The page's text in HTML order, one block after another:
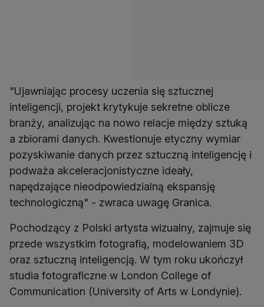
"Ujawniając procesy uczenia się sztucznej
inteligencji, projekt krytykuje sekretne oblicze
branży, analizując na nowo relacje między sztuką
a zbiorami danych. Kwestionuje etyczny wymiar
pozyskiwanie danych przez sztuczną inteligencję i
podważa akceleracjonistyczne ideały,
napędzające nieodpowiedzialną ekspansję
technologiczną" - zwraca uwagę Granica.
Pochodzący z Polski artysta wizualny, zajmuje się
przede wszystkim fotografią, modelowaniem 3D
oraz sztuczną inteligencją. W tym roku ukończył
studia fotograficzne w London College of
Communication (University of Arts w Londynie).